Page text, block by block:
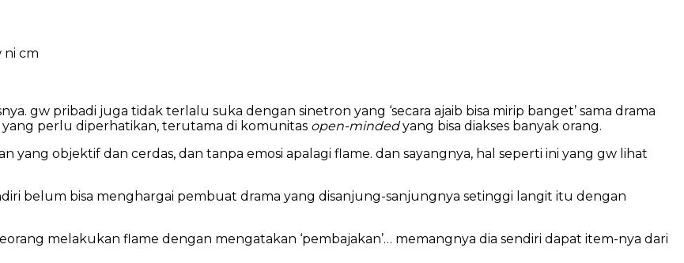
ni cm
gw pribadi juga tidak terlalu suka dengan sinetron yang ‘secara ajaib bisa mirip banget’ sama drama
perlu diperhatikan, terutama di komunitas open-mindedyang bisa diakses banyak orang.
yang objektif dan cerdas, dan tanpa emosi apalagi flame. dan sayangnya, hal seperti ini yang gw lihat
belum bisa menghargai pembuat drama yang disanjung-sanjungnya setinggi langit itu dengan
melakukan flame dengan mengatakan ‘pembajakan’… memangnya dia sendiri dapat item-nya dari